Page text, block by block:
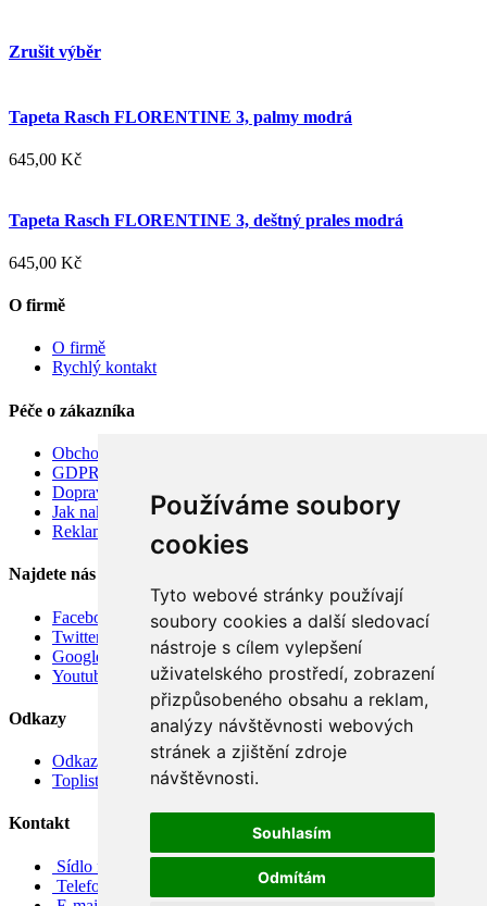
Používáme soubory
cookies
Tyto webové stránky používají
soubory cookies a další sledovací
nástroje s cílem vylepšení
uživatelského prostředí, zobrazení
přizpůsobeného obsahu a reklam,
analýzy návštěvnosti webových
stránek a zjištění zdroje
návštěvnosti.
Souhlasím
Odmítám
Zrušit výběr
Tapeta Rasch FLORENTINE 3, palmy modrá
645,00 Kč
Tapeta Rasch FLORENTINE 3, deštný prales modrá
645,00 Kč
O firmě
O firmě
Rychlý kontakt
Péče o zákazníka
Obchodní podmínky
GDPR
Doprava
Jak nakupovat
Reklamace
Najdete nás
Facebook
Twitter
Google
Youtube
Odkazy
Odkazy
Toplist
Kontakt
Sídlo firmy: Boženy Němcové 739/1, Svitavy 568 02, CZ
Telefon: +420 608 449 590